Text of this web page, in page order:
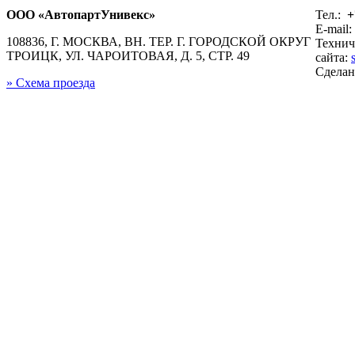
ООО «АвтопартУнивекс»
108836, Г. МОСКВА, ВН. ТЕР. Г. ГОРОДСКОЙ ОКРУГ
ТРОИЦК, УЛ. ЧАРОИТОВАЯ, Д. 5, СТР. 49
» Схема проезда
Тел.:
E-mail:
сайта: